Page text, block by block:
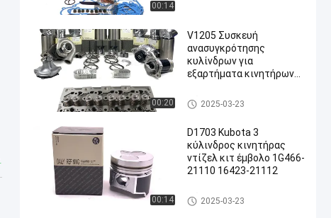
00:14
00:20
V1205 Συσκευή
ανασυγκρότησης
κυλίνδρων για
εξαρτήματα κινητήρων
Μέρη κινητήρων Kubota
2025-03-23
00:14
D1703 Kubota 3
κύλινδρος κινητήρας
ντίζελ κιτ έμβολο 1G466-
21110 16423-21112
Μέρη κινητήρων Kubota
2025-03-23